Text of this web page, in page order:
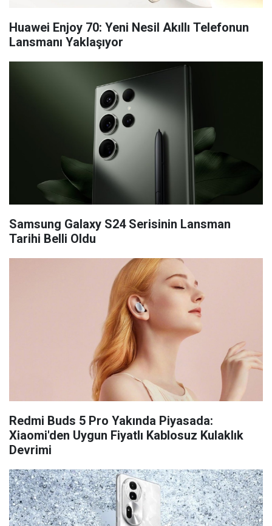
Huawei Enjoy 70: Yeni Nesil Akıllı Telefonun
Lansmanı Yaklaşıyor
Samsung Galaxy S24 Serisinin Lansman
Tarihi Belli Oldu
Redmi Buds 5 Pro Yakında Piyasada:
Xiaomi'den Uygun Fiyatlı Kablosuz Kulaklık
Devrimi